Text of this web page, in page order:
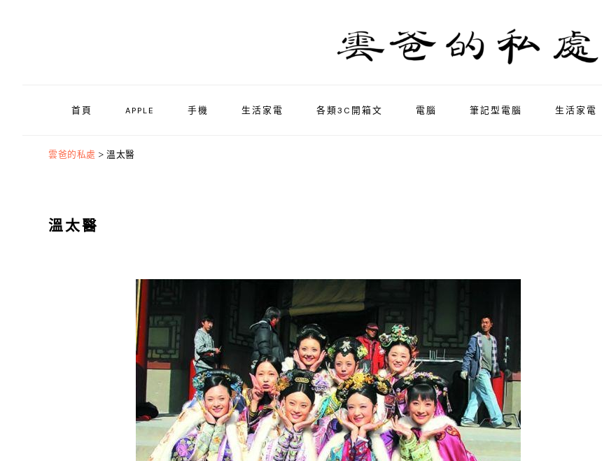
首頁 APPLE 手機 生活家電 各類3C開箱文 電腦 筆記型電腦 生活家電
雲爸的私處 > 溫太醫
溫太醫